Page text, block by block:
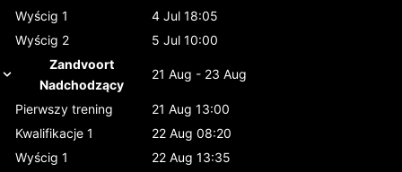
Wyścig 1
4 Jul 18:05
Wyścig 2
5 Jul 10:00
Zandvoort
Nadchodzący
21 Aug - 23 Aug
Pierwszy trening
21 Aug 13:00
Kwalifikacje 1
22 Aug 08:20
Wyścig 1
22 Aug 13:35